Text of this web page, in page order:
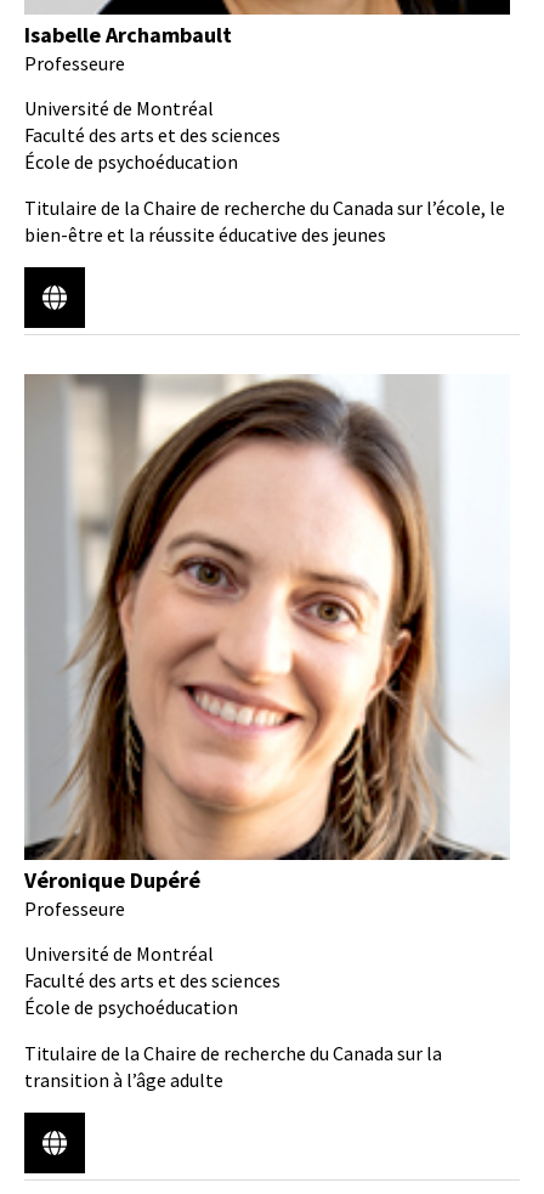
Isabelle Archambault
Professeure
Université de Montréal
Faculté des arts et des sciences
École de psychoéducation
Titulaire de la Chaire de recherche du Canada sur l’école, le
bien-être et la réussite éducative des jeunes
Véronique Dupéré
Professeure
Université de Montréal
Faculté des arts et des sciences
École de psychoéducation
Titulaire de la Chaire de recherche du Canada sur la
transition à l’âge adulte